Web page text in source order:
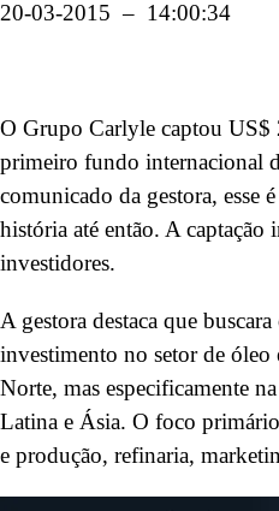
20-03-2015 – 14:00:34
O Grupo Carlyle captou US$
primeiro fundo internacional
comunicado da gestora, esse
história até então. A
investidores.
A gestora destaca que
investimento no setor de óleo
Norte, mas especificamente
Latina e Ásia. O foco
e produção, refinaria,